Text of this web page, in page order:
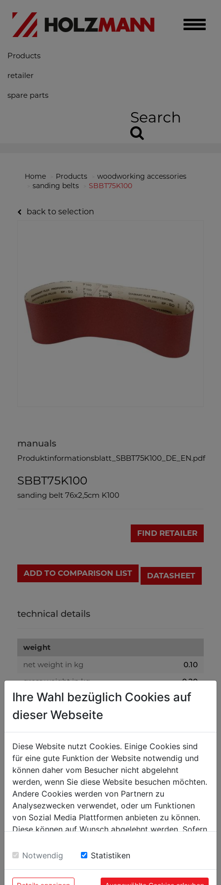
Toggle
Products
retailer
spare parts
Search
Home Products
woodworking accessories
sanding belts
SBBT75K100
back to selection
manuals
Produktinformationsblatt_SBBT75K100_DE_EN.pdf
SBBT75K100
sanding belt 76x2,5cm K100
FIND RETAILER
ADD TO COMPARISON LIST DATASHEET
technical details
weight
net weight in kg
0.10
gross weight in kg
0.20
packaging
packaging width in mm
915
packaging length in mm
100
general data
EAN code
9120058374098
PU in pieces
5
Ihre Wahl bezüglich Cookies auf
dieser Webseite
Diese Website nutzt Cookies. Einige Cookies sind
für eine gute Funktion der Website notwendig und
können daher vom Besucher nicht abgelehnt
werden, wenn Sie diese Website besuchen möchten.
Andere Cookies werden von Partnern zu
Analysezwecken verwendet, oder um Funktionen
von Sozial Media Plattformen anbieten zu können.
Diese können auf Wunsch abgelehnt werden. Sofern
Einwilligung zu unseren Cookies.
Notwendig Statistiken